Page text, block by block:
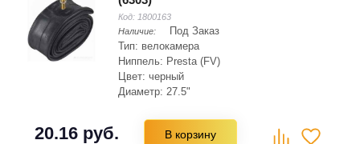
Код: 1800163
Наличие:
Под Заказ
Тип: велокамера
Ниппель: Presta (FV)
Цвет: черный
Диаметр: 27.5"
20.16 руб. В корзину